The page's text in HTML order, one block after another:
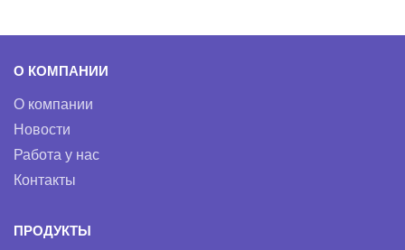
О КОМПАНИИ
О компании
Новости
Работа у нас
Контакты
ПРОДУКТЫ